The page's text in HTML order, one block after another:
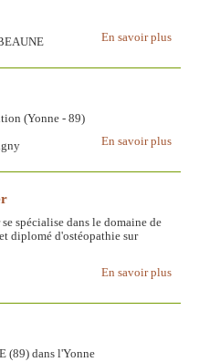
En savoir plus
(Yonne - 89)
En savoir plus
spécialise dans le domaine de
diplomé d'ostéopathie sur
En savoir plus
(89) dans l'Yonne